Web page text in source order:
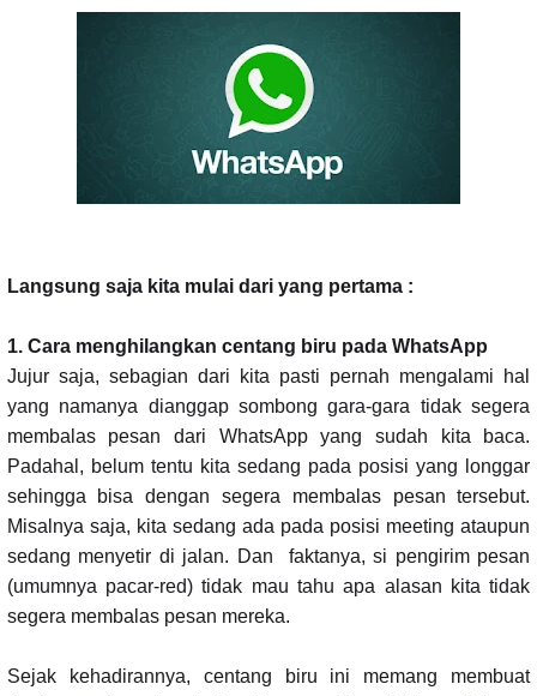
Langsung saja kita mulai dari yang pertama :
1. Cara menghilangkan centang biru pada WhatsApp
Jujur saja, sebagian dari kita pasti pernah mengalami hal
yang namanya dianggap sombong gara-gara tidak segera
membalas pesan dari WhatsApp yang sudah kita baca.
Padahal, belum tentu kita sedang pada posisi yang longgar
sehingga bisa dengan segera membalas pesan tersebut.
Misalnya saja, kita sedang ada pada posisi meeting ataupun
sedang menyetir di jalan. Dan faktanya, si pengirim pesan
(umumnya pacar-red) tidak mau tahu apa alasan kita tidak
segera membalas pesan mereka.
Sejak kehadirannya, centang biru ini memang membuat